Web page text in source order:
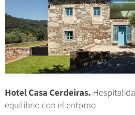
Hotel Casa Cerdeiras.
equilibrio con el entorno